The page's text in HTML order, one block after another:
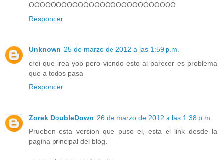
OOOOOOOOOOOOOOOOOOOOOOOOOOO
Responder
Unknown 25 de marzo de 2012 a las 1:59 p.m.
crei que irea yop pero viendo esto al parecer es problema
que a todos pasa
Responder
Zorek DoubleDown 26 de marzo de 2012 a las 1:38 p.m.
Prueben esta version que puso el, esta el link desde la
pagina principal del blog.